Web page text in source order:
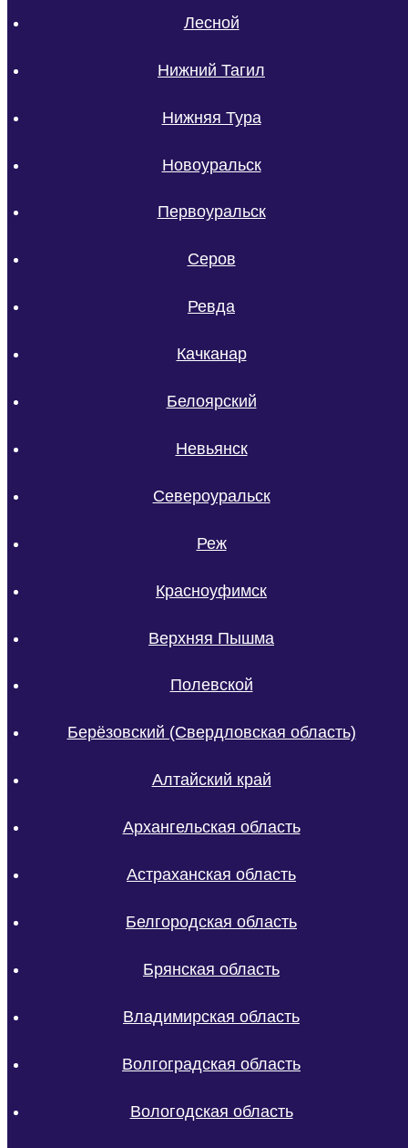
Лесной
Нижний Тагил
Нижняя Тура
Новоуральск
Первоуральск
Серов
Ревда
Качканар
Белоярский
Невьянск
Североуральск
Реж
Красноуфимск
Верхняя Пышма
Полевской
Берёзовский (Свердловская область)
Алтайский край
Архангельская область
Астраханская область
Белгородская область
Брянская область
Владимирская область
Волгоградская область
Вологодская область